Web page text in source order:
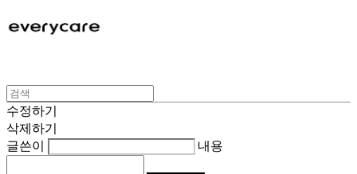
수정하기
삭제하기
글쓴이
내용